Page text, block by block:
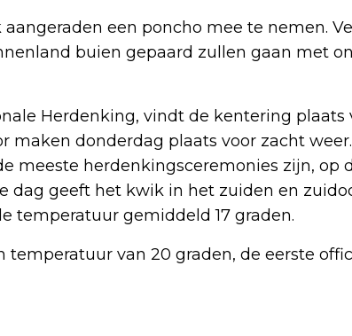
een poncho mee te nemen.
buien gepaard zullen gaan met
Herdenking, vindt de kentering plaats
maken donderdag plaats voor zacht
meeste herdenkingsceremonies zijn, op
dag geeft het kwik in het zuiden en
temperatuur gemiddeld 17 graden.
temperatuur van 20 graden, de eerste